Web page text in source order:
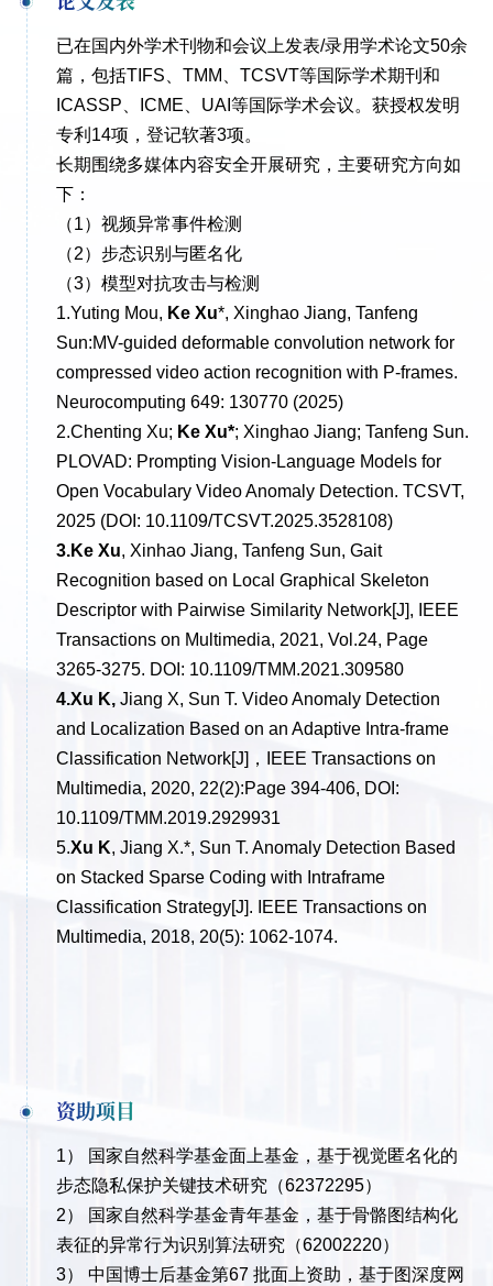
已在国内外学术刊物和会议上发表/录用学术论文50余
篇，包括TIFS、TMM、TCSVT等国际学术期刊和
ICASSP、ICME、UAI等国际学术会议。获授权发明
专利14项，登记软著3项。
长期围绕多媒体内容安全开展研究，主要研究方向如
下：
（1）视频异常事件检测
（2）步态识别与匿名化
（3）模型对抗攻击与检测
1.Yuting Mou, Ke Xu*, Xinghao Jiang, Tanfeng
Sun:MV-guided deformable convolution network for
compressed video action recognition with P-frames.
Neurocomputing 649: 130770 (2025)
2.Chenting Xu; Ke Xu*; Xinghao Jiang; Tanfeng Sun.
PLOVAD: Prompting Vision-Language Models for
Open Vocabulary Video Anomaly Detection. TCSVT,
2025 (DOI: 10.1109/TCSVT.2025.3528108)
3.Ke Xu, Xinhao Jiang, Tanfeng Sun, Gait
Recognition based on Local Graphical Skeleton
Descriptor with Pairwise Similarity Network[J], IEEE
Transactions on Multimedia, 2021, Vol.24, Page
3265-3275. DOI: 10.1109/TMM.2021.309580
4.Xu K, Jiang X, Sun T. Video Anomaly Detection
and Localization Based on an Adaptive Intra-frame
Classification Network[J] ，
IEEE Transactions on
Multimedia, 2020, 22(2):Page 394-406, DOI:
10.1109/TMM.2019.2929931
5.Xu K, Jiang X.*, Sun T. Anomaly Detection Based
on Stacked Sparse Coding with Intraframe
Classification Strategy[J]. IEEE Transactions on
Multimedia, 2018, 20(5): 1062-1074.
资助项目
1） 国家自然科学基金面上基金，基于视觉匿名化的
步态隐私保护关键技术研究（62372295）
2） 国家自然科学基金青年基金，基于骨骼图结构化
表征的异常行为识别算法研究（62002220）
3） 中国博士后基金第67 批面上资助，基于图深度网